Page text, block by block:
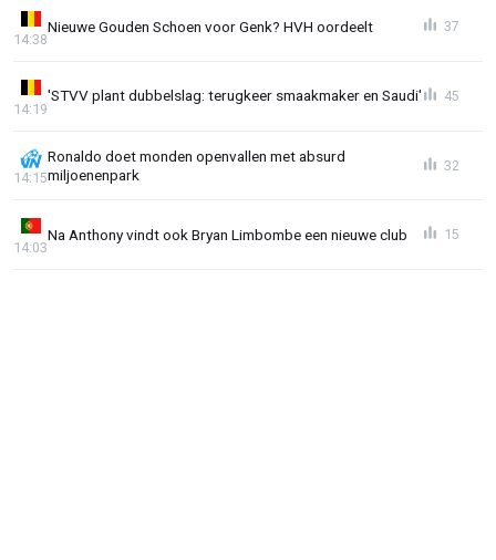
Nieuwe Gouden Schoen voor Genk? HVH oordeelt
14:38
37
'STVV plant dubbelslag: terugkeer smaakmaker en Saudi'
14:19
45
Ronaldo doet monden openvallen met absurd
miljoenenpark
14:15
32
Na Anthony vindt ook Bryan Limbombe een nieuwe club
14:03
15